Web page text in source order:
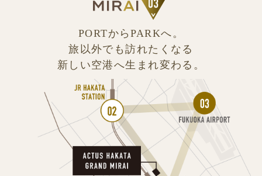
PORTからPARKへ。
旅以外でも訪れたくなる
新しい空港へ生まれ変わる。